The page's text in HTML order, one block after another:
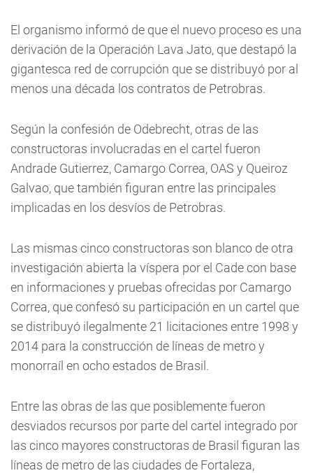
El organismo informó de que el nuevo proceso es una
derivación de la Operación Lava Jato, que destapó la
gigantesca red de corrupción que se distribuyó por al
menos una década los contratos de Petrobras.
Según la confesión de Odebrecht, otras de las
constructoras involucradas en el cartel fueron
Andrade Gutierrez, Camargo Correa, OAS y Queiroz
Galvao, que también figuran entre las principales
implicadas en los desvíos de Petrobras.
Las mismas cinco constructoras son blanco de otra
investigación abierta la víspera por el Cade con base
en informaciones y pruebas ofrecidas por Camargo
Correa, que confesó su participación en un cartel que
se distribuyó ilegalmente 21 licitaciones entre 1998 y
2014 para la construcción de líneas de metro y
monorraíl en ocho estados de Brasil.
Entre las obras de las que posiblemente fueron
desviados recursos por parte del cartel integrado por
las cinco mayores constructoras de Brasil figuran las
líneas de metro de las ciudades de Fortaleza,